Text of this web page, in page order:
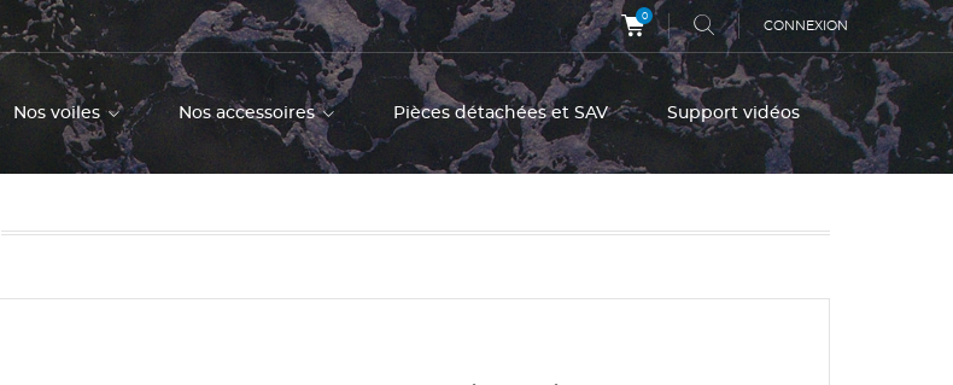
0
CONNEXION
Nos voiles Nos accessoires Pièces détachées et SAV Support vidéos